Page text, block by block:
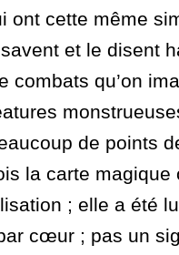
ont cette même
et le disent
combats qu’on
de points
la carte
; elle a été
cœur ; pas un